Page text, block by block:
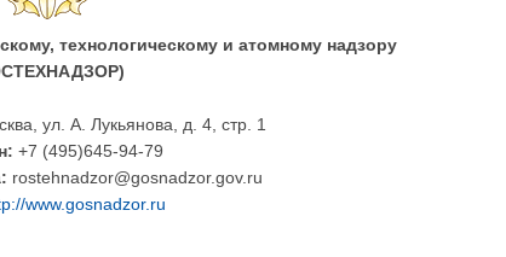
технологическому и атомному надзору
ул. А. Лукьянова, д. 4, стр. 1
+7 (495)645-94-79
rostehnadzor@gosnadzor.gov.ru
www.gosnadzor.ru